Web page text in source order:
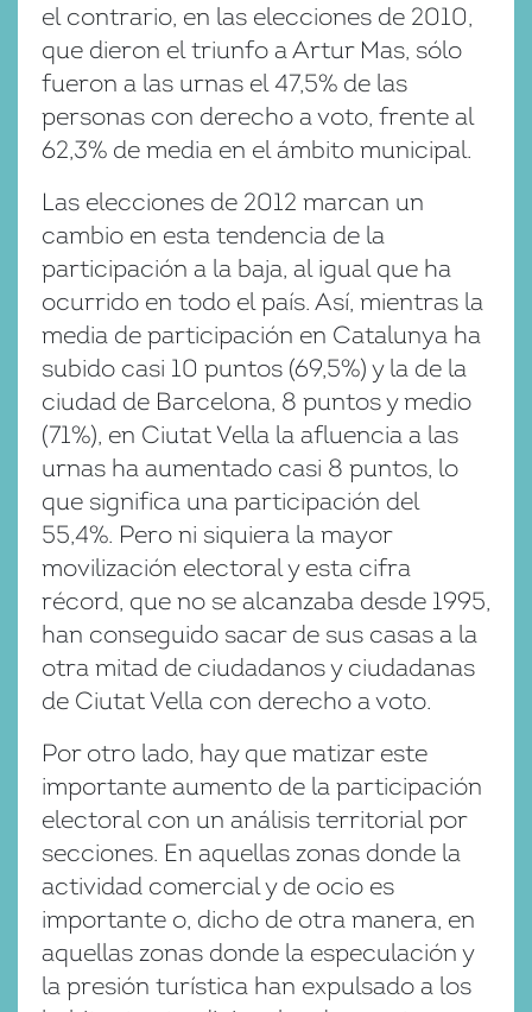
el contrario, en las elecciones de 2010,
que dieron el triunfo a Artur Mas, sólo
fueron a las urnas el 47,5% de las
personas con derecho a voto, frente al
62,3% de media en el ámbito municipal.
Las elecciones de 2012 marcan un
cambio en esta tendencia de la
participación a la baja, al igual que ha
ocurrido en todo el país. Así, mientras la
media de participación en Catalunya ha
subido casi 10 puntos (69,5%) y la de la
ciudad de Barcelona, 8 puntos y medio
(71%), en Ciutat Vella la afluencia a las
urnas ha aumentado casi 8 puntos, lo
que significa una participación del
55,4%. Pero ni siquiera la mayor
movilización electoral y esta cifra
récord, que no se alcanzaba desde 1995,
han conseguido sacar de sus casas a la
otra mitad de ciudadanos y ciudadanas
de Ciutat Vella con derecho a voto.
Por otro lado, hay que matizar este
importante aumento de la participación
electoral con un análisis territorial por
secciones. En aquellas zonas donde la
actividad comercial y de ocio es
importante o, dicho de otra manera, en
aquellas zonas donde la especulación y
la presión turística han expulsado a los